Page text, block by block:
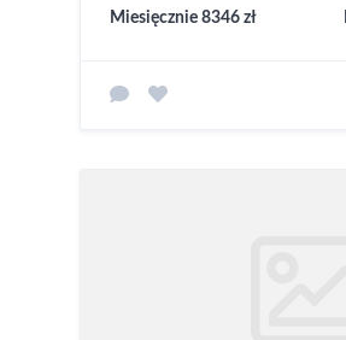
Miesięcznie 8346 zł